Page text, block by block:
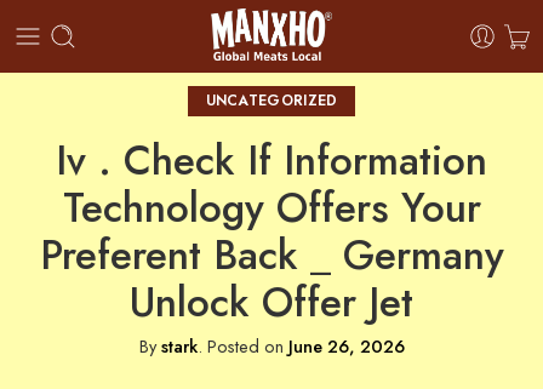
UNCATEGORIZED
Iv . Check If Information
Technology Offers Your
Preferent Back _ Germany
Unlock Offer Jet
Bystark. Posted on June 26, 2026